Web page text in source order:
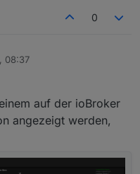
0
08:37
auf der ioBroker
angezeigt werden,